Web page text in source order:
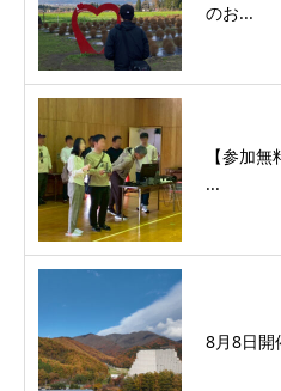
のお...
【参加
...
8月8日開